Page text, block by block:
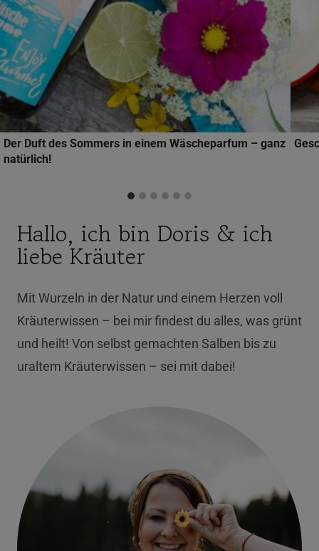
Der Duft des Sommers in einem Wäscheparfum – ganz
natürlich!
Hallo, ich bin Doris & ich
liebe Kräuter
Mit Wurzeln in der Natur und einem Herzen voll
Kräuterwissen – bei mir findest du alles, was grünt
und heilt! Von selbst gemachten Salben bis zu
uraltem Kräuterwissen – sei mit dabei!